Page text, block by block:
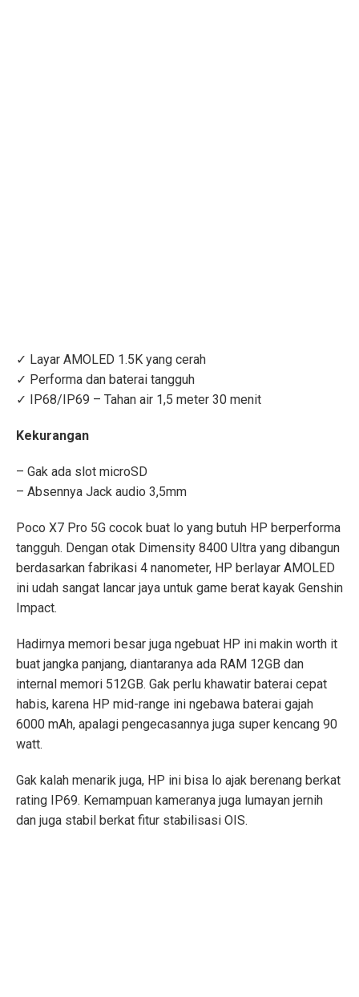
✓ Layar AMOLED 1.5K yang cerah
✓ Performa dan baterai tangguh
✓ IP68/IP69 – Tahan air 1,5 meter 30 menit
Kekurangan
– Gak ada slot microSD
– Absennya Jack audio 3,5mm
Poco X7 Pro 5G cocok buat lo yang butuh HP berperforma
tangguh. Dengan otak Dimensity 8400 Ultra yang dibangun
berdasarkan fabrikasi 4 nanometer, HP berlayar AMOLED
ini udah sangat lancar jaya untuk game berat kayak Genshin
Impact.
Hadirnya memori besar juga ngebuat HP ini makin worth it
buat jangka panjang, diantaranya ada RAM 12GB dan
internal memori 512GB. Gak perlu khawatir baterai cepat
habis, karena HP mid-range ini ngebawa baterai gajah
6000 mAh, apalagi pengecasannya juga super kencang 90
watt.
Gak kalah menarik juga, HP ini bisa lo ajak berenang berkat
rating IP69. Kemampuan kameranya juga lumayan jernih
dan juga stabil berkat fitur stabilisasi OIS.